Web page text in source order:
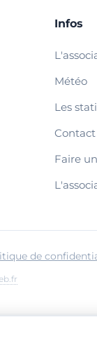
Infos
Météo
Les
Contact
Faire
de